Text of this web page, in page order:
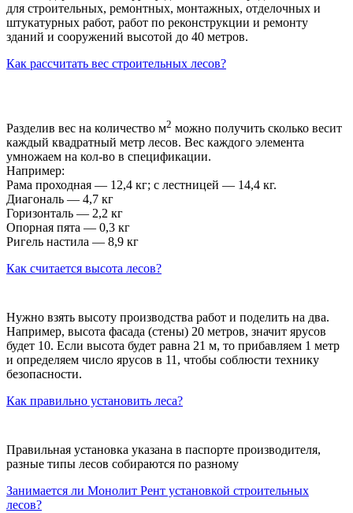
для строительных, ремонтных, монтажных, отделочных и
штукатурных работ, работ по реконструкции и ремонту
зданий и сооружений высотой до 40 метров.
Как рассчитать вес строительных лесов?
Разделив вес на количество м2 можно получить сколько весит
каждый квадратный метр лесов. Вес каждого элемента
умножаем на кол-во в спецификации.
Например:
Рама проходная — 12,4 кг; с лестницей — 14,4 кг.
Диагональ — 4,7 кг
Горизонталь — 2,2 кг
Опорная пята — 0,3 кг
Ригель настила — 8,9 кг
Как считается высота лесов?
Нужно взять высоту производства работ и поделить на два.
Например, высота фасада (стены) 20 метров, значит ярусов
будет 10. Если высота будет равна 21 м, то прибавляем 1 метр
и определяем число ярусов в 11, чтобы соблюсти технику
безопасности.
Как правильно установить леса?
Правильная установка указана в паспорте производителя,
разные типы лесов собираются по разному
Занимается ли Монолит Рент установкой строительных
лесов?